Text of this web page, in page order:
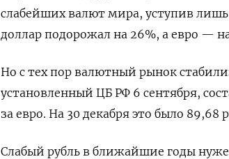
слабейших валют мира, уступив
доллар подорожал на 26%, а евро —
Но с тех пор валютный рынок
установленный ЦБ РФ 6 сентября,
за евро. На 30 декабря это было 89,68
Слабый рубль в ближайшие годы